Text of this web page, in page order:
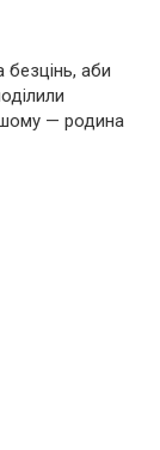
аби
— родина